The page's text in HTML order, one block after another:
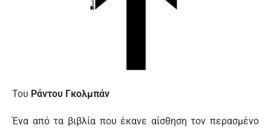
Του Ράντου Γκολμπάν
Ένα από τα βιβλία που έκανε αίσθηση τον περασμένο